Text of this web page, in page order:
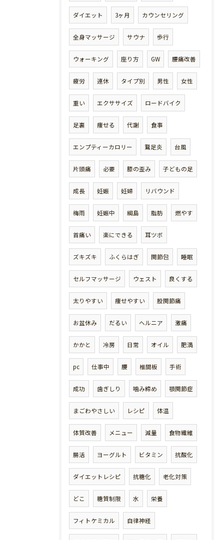
ダイエット 3ヶ月 カウンセリング
全身マッサージ サウナ 歩行
ウォーキング 座り方 GW 腰痛改善
疲労 連休 タイプ別 男性 女性
重い エクササイズ ロードバイク
足裏 痩せる 代謝 食事
エンプティーカロリー 鵞足炎 台風
片頭痛 必要 膝の歪み 子どもの足
成長 妊娠 妊婦 リバウンド
梅雨 妊娠中 綱島 脂肪 燃やす
首痛い 楽にできる 耳ツボ
ズキズキ ふくらはぎ 関節包 睡眠
セルフマッサージ ウェスト 良くする
太りやすい 痩せやすい 股関節痛
お盆休み だるい ヘルニア 激痛
かかと 冷房 日常 オイル 肥満
pc 仕事中 腰 椎間板 手術
成功 歯ぎしり 噛み締め 顎関節症
まごわやさしい レシピ 体温
体質改善 メニュー 減量 食物繊維
腸活 ヨーグルト ビタミン 抗酸化
ダイエットレシピ 抗糖化 老化対策
どこ 糖質制限 水 栄養
フィトケミカル 自律神経